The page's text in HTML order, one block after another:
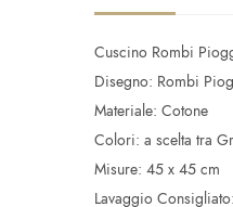
Cuscino Rombi
Disegno: Rombi
Materiale: Cotone
Colori: a scelta tra
Misure: 45 x 45 cm
Lavaggio